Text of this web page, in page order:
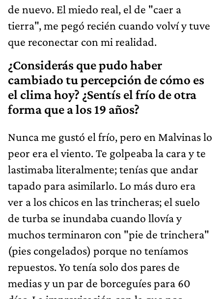
de nuevo. El miedo real, el de "caer a
tierra", me pegó recién cuando volví y tuve
que reconectar con mi realidad.
¿Considerás que pudo haber
cambiado tu percepción de cómo es
el clima hoy? ¿Sentís el frío de otra
forma que a los 19 años?
Nunca me gustó el frío, pero en Malvinas lo
peor era el viento. Te golpeaba la cara y te
lastimaba literalmente; tenías que andar
tapado para asimilarlo. Lo más duro era
ver a los chicos en las trincheras; el suelo
de turba se inundaba cuando llovía y
muchos terminaron con "pie de trinchera"
(pies congelados) porque no teníamos
repuestos. Yo tenía solo dos pares de
medias y un par de borceguíes para 60